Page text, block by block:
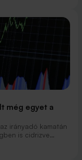
még egyet a
irányadó kamatán
is cidrizve
a napokban.